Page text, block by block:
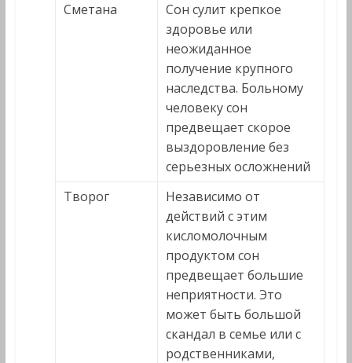
Сметана
Сон сулит крепкое
здоровье или
неожиданное
получение крупного
наследства. Больному
человеку сон
предвещает скорое
выздоровление без
серьезных осложнений
Творог
Независимо от
действий с этим
кисломолочным
продуктом сон
предвещает большие
неприятности. Это
может быть большой
скандал в семье или с
родственниками,